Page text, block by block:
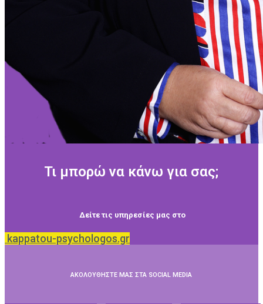
Τι μπορώ να κάνω για σας;
Δείτε τις υπηρεσίες μας στο
kappatou-psychologos.gr
ΑΚΟΛΟΥΘΗΣΤΕ ΜΑΣ ΣΤΑ SOCIAL MEDIA